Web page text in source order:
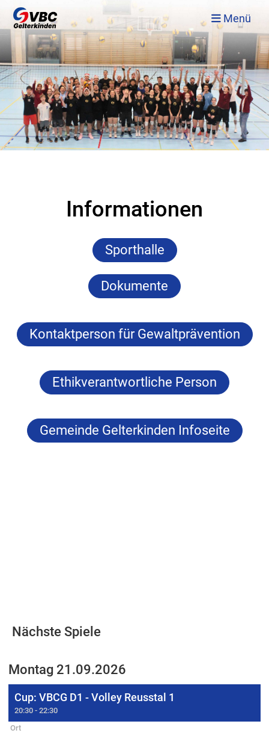
Menü
Informationen
Sporthalle
Dokumente
Kontaktperson für Gewaltprävention
Ethikverantwortliche Person
Gemeinde Gelterkinden Infoseite
Nächste Spiele
Montag 21.09.2026
Cup: VBCG D1 - Volley Reusstal 1
20:30 - 22:30
Ort